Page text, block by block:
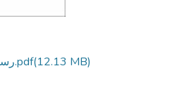
رسالة وسام التميمي النهائية.pdf(12.13 MB)